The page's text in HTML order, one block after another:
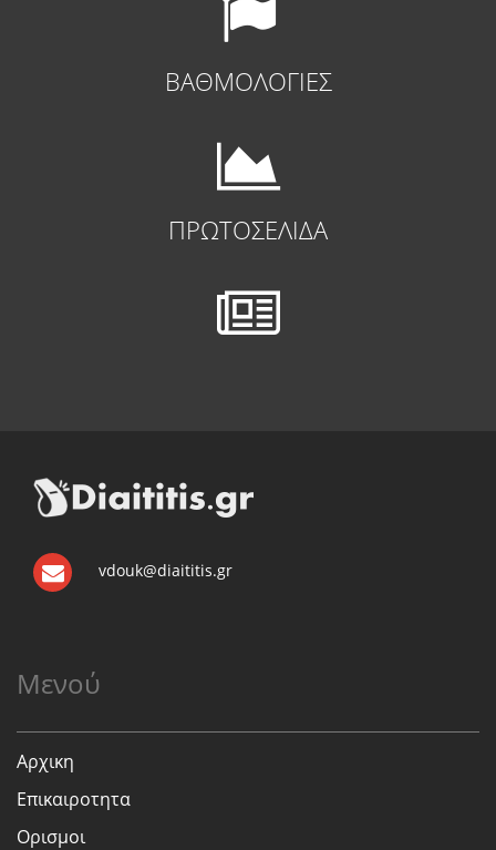
ΒΑΘΜΟΛΟΓΙΕΣ
ΠΡΩΤΟΣΕΛΙΔΑ
vdouk@diaititis.gr
Μενού
Αρχικη
Επικαιροτητα
Ορισμοι